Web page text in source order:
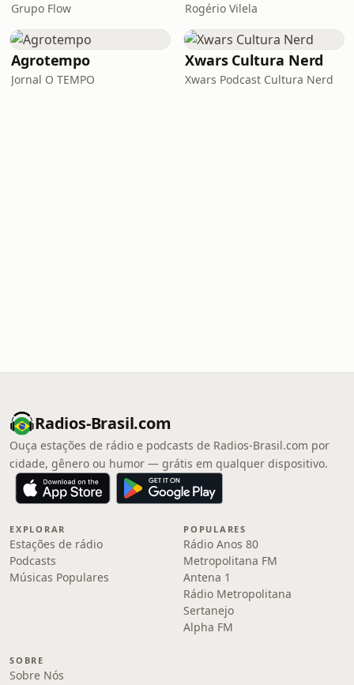
Grupo Flow Rogério Vilela
Agrotempo
Jornal O TEMPO
Xwars Cultura Nerd
Xwars Podcast Cultura Nerd
Radios-Brasil.com
Ouça estações de rádio e podcasts de Radios-Brasil.com por
cidade, gênero ou humor — grátis em qualquer dispositivo.
EXPLORAR
Estações de rádio
Podcasts
Músicas Populares
POPULARES
Rádio Anos 80
Metropolitana FM
Antena 1
Rádio Metropolitana
Sertanejo
Alpha FM
SOBRE
Sobre Nós